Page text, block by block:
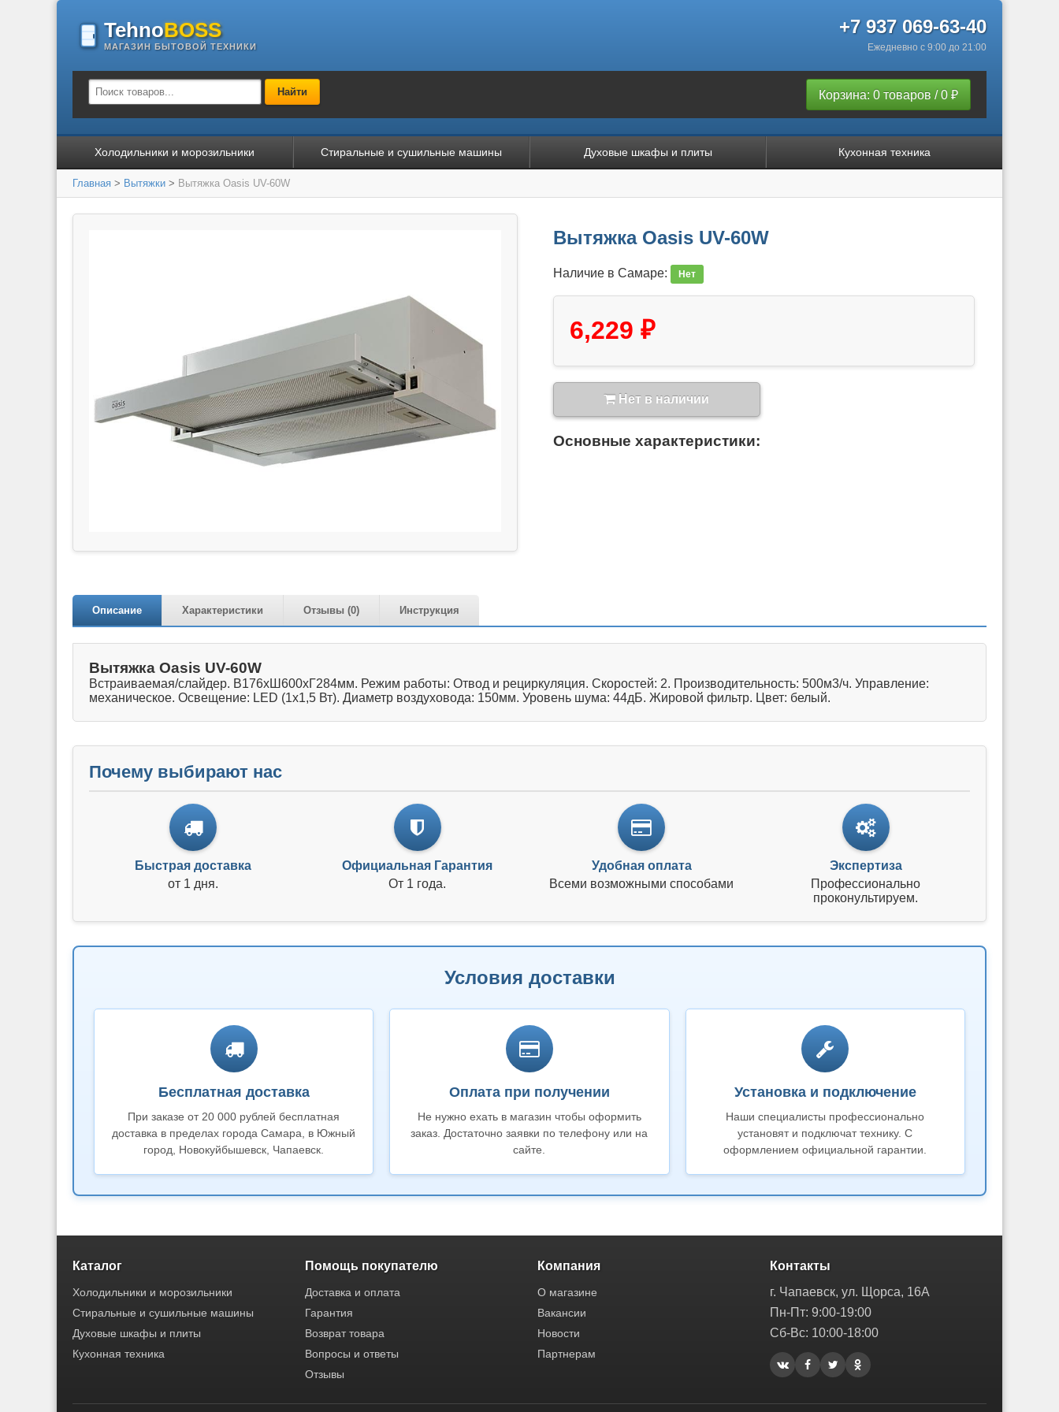
TehnoBOSS
МАГАЗИН БЫТОВОЙ ТЕХНИКИ
+7 937 069-63-40
Ежедневно с 9:00 до 21:00
Найти Корзина: 0 товаров / 0 ₽
Холодильники и морозильники Стиральные и сушильные машины Духовые шкафы и плиты Кухонная техника
Главная > Вытяжки > Вытяжка Oasis UV-60W
Вытяжка Oasis UV-60W
Наличие в Самаре: Нет
6,229 ₽
Нет в наличии
Основные характеристики:
Описание Характеристики Отзывы (0) Инструкция
Вытяжка Oasis UV-60W
Встраиваемая/слайдер. В176хШ600хГ284мм. Режим работы: Отвод и рециркуляция. Скоростей: 2. Производительность: 500м3/ч. Управление:
механическое. Освещение: LED (1х1,5 Вт). Диаметр воздуховода: 150мм. Уровень шума: 44дБ. Жировой фильтр. Цвет: белый.
Почему выбирают нас
Быстрая доставка
от 1 дня.
Официальная Гарантия
От 1 года.
Удобная оплата
Всеми возможными способами
Экспертиза
Профессионально
проконультируем.
Условия доставки
Бесплатная доставка
При заказе от 20 000 рублей бесплатная
доставка в пределах города Самара, в Южный
город, Новокуйбышевск, Чапаевск.
Оплата при получении
Не нужно ехать в магазин чтобы оформить
заказ. Достаточно заявки по телефону или на
сайте.
Установка и подключение
Наши специалисты профессионально
установят и подключат технику. С
оформлением официальной гарантии.
Каталог
Холодильники и морозильники
Стиральные и сушильные машины
Духовые шкафы и плиты
Кухонная техника
Помощь покупателю
Доставка и оплата
Гарантия
Возврат товара
Вопросы и ответы
Отзывы
Компания
О магазине
Вакансии
Новости
Партнерам
Контакты
г. Чапаевск, ул. Щорса, 16А
Пн-Пт: 9:00-19:00
Сб-Вс: 10:00-18:00